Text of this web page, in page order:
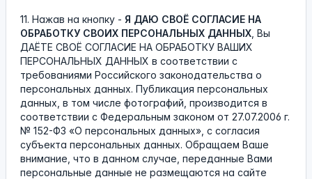
11. Нажав на кнопку - Я ДАЮ СВОЁ СОГЛАСИЕ НА
ОБРАБОТКУ СВОИХ ПЕРСОНАЛЬНЫХ ДАННЫХ , Вы
ДАЁТЕ СВОЁ СОГЛАСИЕ НА ОБРАБОТКУ ВАШИХ
ПЕРСОНАЛЬНЫХ ДАННЫХ в соответствии с
требованиями Российского законодательства о
персональных данных. Публикация персональных
данных, в том числе фотографий, производится в
соответствии с Федеральным законом от 27.07.2006 г.
№ 152-ФЗ «О персональных данных», с согласия
субъекта персональных данных. Обращаем Ваше
внимание, что в данном случае, переданные Вами
персональные данные не размещаются на сайте